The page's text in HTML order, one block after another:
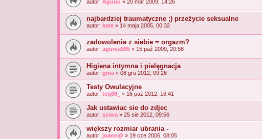
autor: Aguuu » 20 mar 2009, 14:26
najbardziej traumatyczne ;) przeżycie seksualne
autor: kate » 14 maja 2005, 00:32
zadowolenie z siebie = orgazm?
autor: agunia585 » 15 paź 2009, 20:58
Higiena intymna i pielęgnacja
autor: gina » 08 gru 2012, 09:26
Testy Owulacyjne
autor: teq88_ » 16 paź 2012, 16:41
Jak ustawiac sie do zdjec
autor: sziwa » 25 sie 2012, 09:56
większy rozmiar ubrania -
autor: joann@ » 19 cze 2006, 08:05